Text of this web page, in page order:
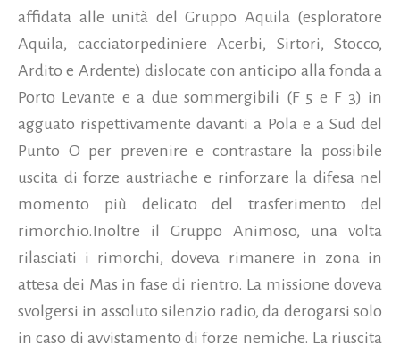
affidata alle unità del Gruppo Aquila (esploratore
Aquila, cacciatorpediniere Acerbi, Sirtori, Stocco,
Ardito e Ardente) dislocate con anticipo alla fonda a
Porto Levante e a due sommergibili (F 5 e F 3) in
agguato rispettivamente davanti a Pola e a Sud del
Punto O per prevenire e contrastare la possibile
uscita di forze austriache e rinforzare la difesa nel
momento più delicato del trasferimento del
rimorchio.Inoltre il Gruppo Animoso, una volta
rilasciati i rimorchi, doveva rimanere in zona in
attesa dei Mas in fase di rientro. La missione doveva
svolgersi in assoluto silenzio radio, da derogarsi solo
in caso di avvistamento di forze nemiche. La riuscita